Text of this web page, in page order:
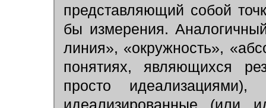
представляющий собой
бы измерения.
линия», «окружность»,
понятиях, являющихся
просто
идеализированные (или